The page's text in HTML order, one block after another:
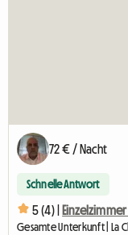
72 € / Nacht
Schnelle Antwort
5 (4) |
Gesamte Unterkunft | La